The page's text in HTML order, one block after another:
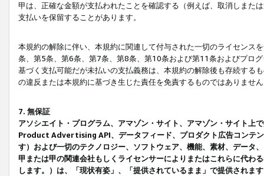
甲は、正確な金額が支払われたことを確認する（例えば、取消しまた
支払いを保留することがあります。
本規約の解除に伴い、本規約に関連して付与された一切のライセンス
条、第5条、第6条、第7条、第8条、第10条および第11条およびプロ
基づく支払可能だが未払いの支払義務は、本規約の解除後も存続する
の違反または本規約に基づき生じた責任を免責するものではありませ
7. 無保証
アソシエイト・プログラム、アマゾン・サイト、アマゾン・サイト上
Product Advertising API、データフィード、プロダクト広告コンテ
す）および一切のテクノロジー、ソフトウェア、機能、素材、データ
甲または甲の関連会社もしくライセンサーによりまたはこれらに代わ
します。）は、「現状有姿」、「提供されているまま」で提供されま